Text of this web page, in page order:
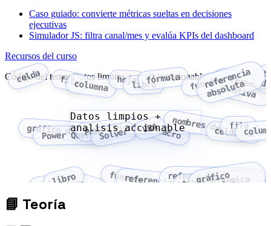
Caso guiado: convierte métricas sueltas en decisiones
ejecutivas
Simulador JS: filtra canal/mes y evalúa KPIs del dashboard
Recursos del curso
Código del tema: Datos limpios + analisis accionable
celda filacolumna hojalibrofórmula función
r
e
f
e
r
e
n
c
i
a
a
b
s
o
l
u
t
a
referencia relativa
gráfico dinámico
Power QueryPower Pivot
Solver VBAmacronombres definidos
celda
fila
hojalibrofórmula función
referencia absoluta
referencia
relativa
tabla dinámica
gráfico
dinámico
Datos limpios +
analisis accionable
📘 Teoría